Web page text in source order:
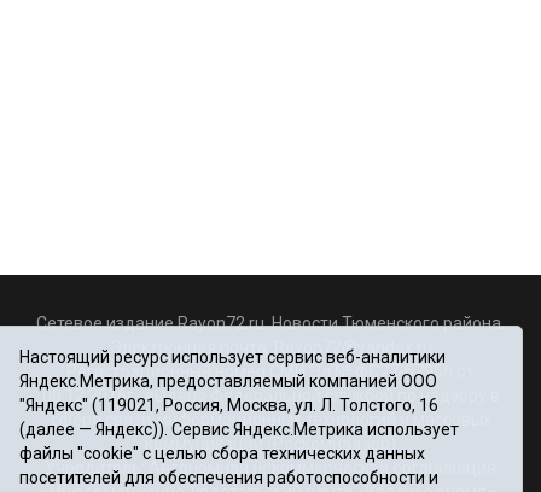
Сетевое издание Rayon72.ru. Новости Тюменского района.
Rayon72@yandex.ru
Регистрационный номер СМИ Эл № ФС77-67956 от
06.12.2016г., выдано Федеральной службой по надзору в
сфере связи, информационных технологий и массовых
коммуникаций (Роскомнадзор)
Учредитель: Автономная некоммерческая организация
Настоящий ресурс использует сервис веб-аналитики
Яндекс.Метрика, предоставляемый компанией ООО
"Яндекс" (119021, Россия, Москва, ул. Л. Толстого, 16
(далее — Яндекс)). Сервис Яндекс.Метрика использует
файлы "cookie" с целью сбора технических данных
посетителей для обеспечения работоспособности и